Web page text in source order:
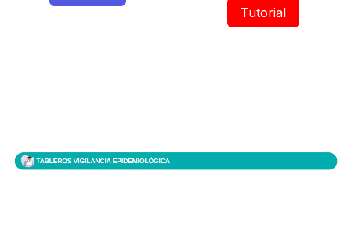
Tutorial